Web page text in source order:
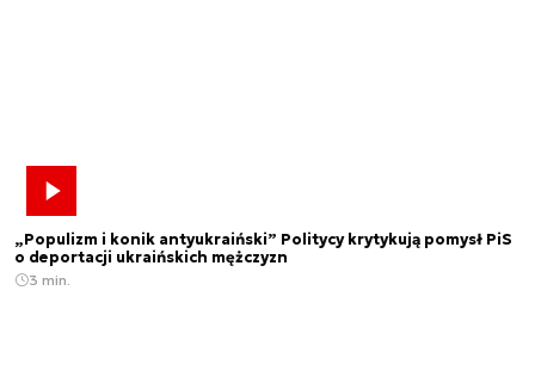
„Populizm i konik antyukraiński” Politycy krytykują pomysł PiS
o deportacji ukraińskich mężczyzn
3 min.